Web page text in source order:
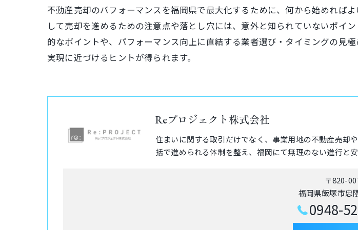
不動産売却のパフォーマンスを福岡県で最大化するために、何から始めれば
して売却を進めるための注意点や落とし穴には、意外と知られていないポイ
的なポイントや、パフォーマンス向上に直結する業者選び・タイミングの見
実現に近づけるヒントが得られます。
Reプロジェクト株式会社
住まいに関する取引だけでなく、事業用地の不動産売却
括で進められる体制を整え、福岡にて無理のない進行と
〒820-
福岡県飯塚市忠
0948-